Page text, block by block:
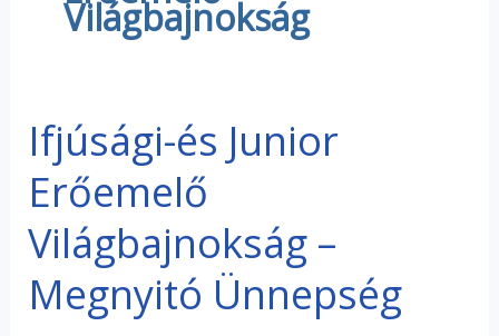
Világbajnokság
Ifjúsági-és Junior
Erőemelő
Világbajnokság –
Megnyitó Ünnepség
Ifjúsági-
és
Junior
Erőemelő
Világbajnokság
Megnyitó
Ünnepség